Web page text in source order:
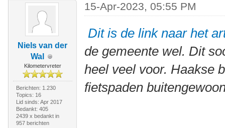
Niels van der
Wal
Kilometervreter
Berichten: 1.230
Topics: 16
Lid sinds: Apr 2017
Bedankt: 405
2439 x bedankt in
957 berichten
15-Apr-2023, 05:55 PM
Dit is de link naar het
de gemeente wel. Dit
heel veel voor. Haakse
fietspaden